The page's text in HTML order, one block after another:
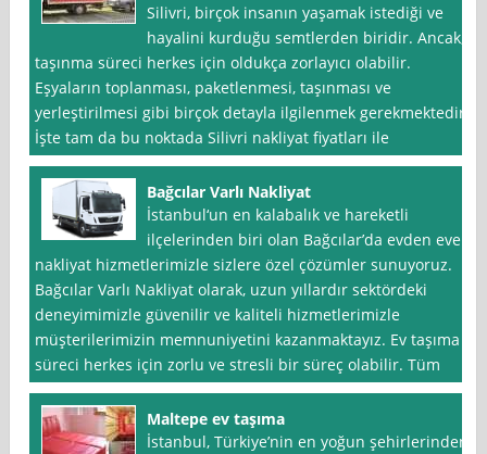
Silivri, birçok insanın yaşamak istediği ve
hayalini kurduğu semtlerden biridir. Ancak,
taşınma süreci herkes için oldukça zorlayıcı olabilir.
Eşyaların toplanması, paketlenmesi, taşınması ve
yerleştirilmesi gibi birçok detayla ilgilenmek gerekmektedir.
İşte tam da bu noktada Silivri nakliyat fiyatları ile
Bağcılar Varlı Nakliyat
İstanbul‘un en kalabalık ve hareketli
ilçelerinden biri olan Bağcılar’da evden eve
nakliyat hizmetlerimizle sizlere özel çözümler sunuyoruz.
Bağcılar Varlı Nakliyat olarak, uzun yıllardır sektördeki
deneyimimizle güvenilir ve kaliteli hizmetlerimizle
müşterilerimizin memnuniyetini kazanmaktayız. Ev taşıma
süreci herkes için zorlu ve stresli bir süreç olabilir. Tüm
Maltepe ev taşıma
İstanbul, Türkiye’nin en yoğun şehirlerinden